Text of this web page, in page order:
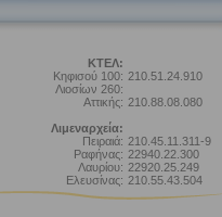
ΚΤΕΛ:
Κηφισού 100:
Λιοσίων 260:
Αττικής:
Λιμεναρχεία:
Πειραιά:
Ραφήνας:
Λαυρίου:
Ελευσίνας:
210.51.24.910
210.88.08.080
210.45.11.311-9
22940.22.300
22920.25.249
210.55.43.504